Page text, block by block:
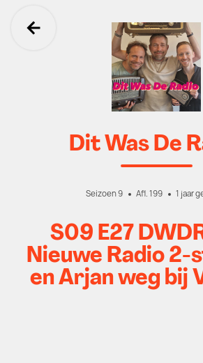
Ga terug
Dit Was De
Seizoen 9 Afl. 199 1 jaar
S09 E27
Nieuwe Radio 2-
en Arjan weg bij